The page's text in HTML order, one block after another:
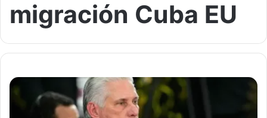
migración Cuba EU